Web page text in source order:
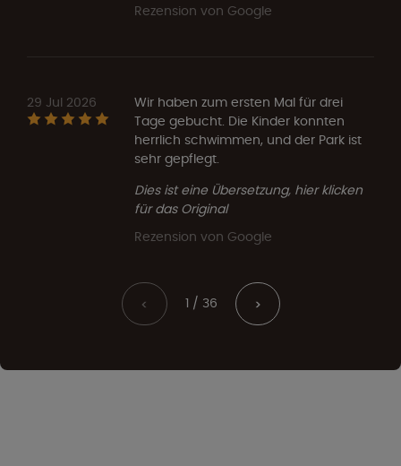
Rezension von Google
29 Jul 2026
Wir haben zum ersten Mal für drei
Tage gebucht. Die Kinder konnten
herrlich schwimmen, und der Park ist
sehr gepflegt.
Dies ist eine Übersetzung, hier klicken
für das Original
Rezension von Google
< 1 / 36 >